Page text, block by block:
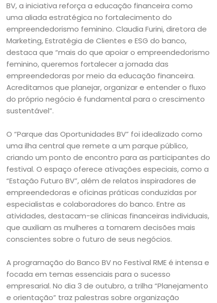
BV, a iniciativa reforça a educação financeira como
uma aliada estratégica no fortalecimento do
empreendedorismo feminino. Claudia Furini, diretora de
Marketing, Estratégia de Clientes e ESG do banco,
destaca que “mais do que apoiar o empreendedorismo
feminino, queremos fortalecer a jornada das
empreendedoras por meio da educação financeira.
Acreditamos que planejar, organizar e entender o fluxo
do próprio negócio é fundamental para o crescimento
sustentável”.
O “Parque das Oportunidades BV” foi idealizado como
uma ilha central que remete a um parque público,
criando um ponto de encontro para as participantes do
festival. O espaço oferece ativações especiais, como a
“Estação Futuro BV”, além de relatos inspiradores de
empreendedoras e oficinas práticas conduzidas por
especialistas e colaboradores do banco. Entre as
atividades, destacam-se clínicas financeiras individuais,
que auxiliam as mulheres a tomarem decisões mais
conscientes sobre o futuro de seus negócios.
A programação do Banco BV no Festival RME é intensa e
focada em temas essenciais para o sucesso
empresarial. No dia 3 de outubro, a trilha “Planejamento
e orientação” traz palestras sobre organização